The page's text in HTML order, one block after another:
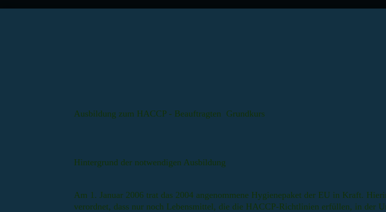
Ausbildung zum HACCP - Beauftragten Grundkurs
Hintergrund der notwendigen Ausbildung
Am 1. Januar 2006 trat das 2004 angenommene Hygienepaket der EU in Kraft.
verordnet, dass nur noch Lebensmittel, die die HACCP-Richtlinien erfüllen, in der